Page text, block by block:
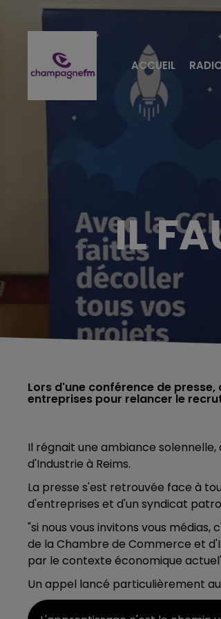
ACCUEIL
IL
Lors d'une conférence de presse,
entreprises pour relancer le
Il régnait une ambiance
d'Industrie à Reims.
La presse s'est retrouvée face à
d'entreprises et d'un syndicat
"si nous vous invitons vous
de la Chambre de Commerce et
par le contexte économique
Un appel lancé particulièrement